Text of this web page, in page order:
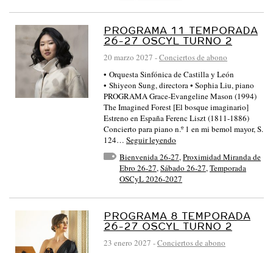
PROGRAMA 11 TEMPORADA
26-27 OSCYL TURNO 2
20 marzo 2027 -Conciertos de abono
• Orquesta Sinfónica de Castilla y León
• Shiyeon Sung, directora • Sophia Liu, piano
PROGRAMA Grace-Evangeline Mason (1994)
The Imagined Forest [El bosque imaginario]
Estreno en España Ferenc Liszt (1811-1886)
Concierto para piano n.º 1 en mi bemol mayor, S.
124… Seguir leyendo
Bienvenida 26-27,Proximidad Miranda de
Ebro 26-27,Sábado 26-27,Temporada
OSCyL 2026-2027
PROGRAMA 8 TEMPORADA
26-27 OSCYL TURNO 2
23 enero 2027 -Conciertos de abono